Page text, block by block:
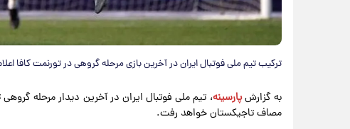
ترکیب تیم ملی فوتبال ایران در آخرین بازی مرحله گروهی در تورنمت کافا
به گزارشپارسینه
مصاف تاجیکستان خواهد رفت.